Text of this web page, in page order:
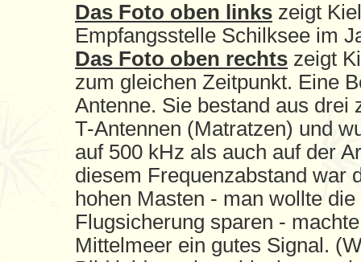
Das Foto oben links zeigt
Empfangsstelle Schilksee im
Das Foto oben rechts zeigt
zum gleichen Zeitpunkt. Eine
Antenne. Sie bestand aus drei
T-Antennen (Matratzen) und
auf 500 kHz als auch auf der
diesem Frequenzabstand war
hohen Masten - man wollte
Flugsicherung sparen -
Mittelmeer ein gutes Signal.